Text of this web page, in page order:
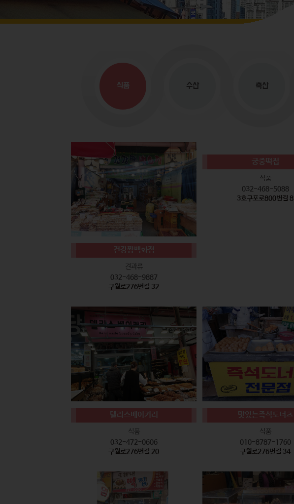
식품 수산 축산
건강짱백화점
견과류
032-468-9887
구월로276번길 32
궁중떡집
식품
032-468-5088
3호구포로800번길 8
델리스베이커리
식품
032-472-0606
구월로276번길 20
맛있는즉석도너츠
식품
010-8787-1760
구월로276번길 34